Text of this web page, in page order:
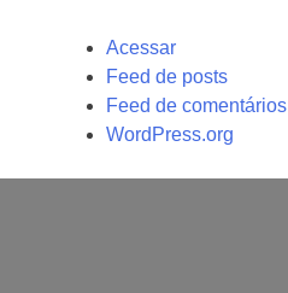
Acessar
Feed de posts
Feed de comentários
WordPress.org